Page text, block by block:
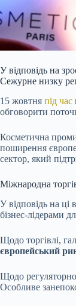
У відповідь на
Сежурне низку
15 жовтня під час
обговорити
Косметична
поширення
сектор, який
Міжнародна
У відповідь на ці
бізнес-лідерами
Щодо торгівлі,
європейський
Щодо
Особливе